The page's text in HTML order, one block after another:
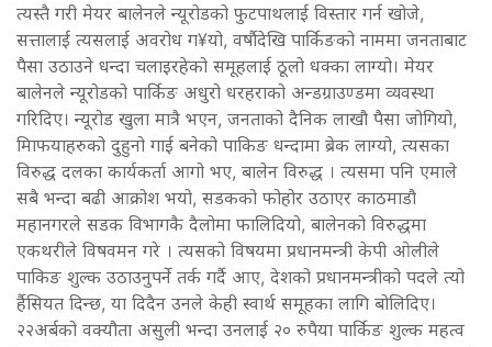
त्यस्तै गरी मेयर बालेनले न्यूरोडको फुटपाथलाई विस्तार गर्न खोजे,
सत्तालाई त्यसलाई अवरोध ग¥यो, वर्षाैदेखि पार्किङको नाममा जनताबाट
पैसा उठाउने धन्दा चलाइरहेको समूहलाई ठूलो धक्का लाग्यो। मेयर
बालेनले न्यूरोडको पार्किङ अधुरो धरहराको अन्डग्राउण्डमा व्यवस्था
गरिदिए। न्यूरोड खुला मात्रै भएन, जनताको दैनिक लाखौ पैसा जोगियो,
मािफयाहरुको दुहुनो गाई बनेको पाकिङ धन्दामा ब्रेक लाग्यो, त्यसका
विरुद्ध दलका कार्यकर्ता आगो भए, बालेन विरुद्ध । त्यसमा पनि एमाले
सबै भन्दा बढी आक्रोश भयो, सडकको फोहोर उठाएर काठमाडौ
महानगरले सडक विभागकै दैलोमा फालिदियो, बालेनको विरुद्धमा
एकथरीले विषवमन गरे । त्यसको विषयमा प्रधानमन्त्री केपी ओलीले
पाकिङ शुल्क उठाउनुपर्ने तर्क गर्दै आए, देशको प्रधानमन्त्रीको पदले त्यो
र्हैसियत दिन्छ, या दिदैन उनले केही स्वार्थ समूहका लागि बोलिदिए।
२२अर्बको वक्यौता असुली भन्दा उनलाई २० रुपैया पार्किङ शुल्क महत्व